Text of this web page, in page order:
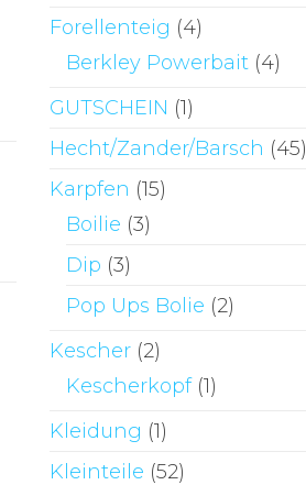
Forellenteig (4)
Berkley Powerbait (4)
GUTSCHEIN (1)
Hecht/Zander/Barsch (45)
Karpfen (15)
Boilie (3)
Dip (3)
Pop Ups Bolie (2)
Kescher (2)
Kescherkopf (1)
Kleidung (1)
Kleinteile (52)